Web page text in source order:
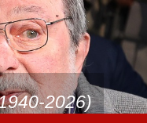
2026)